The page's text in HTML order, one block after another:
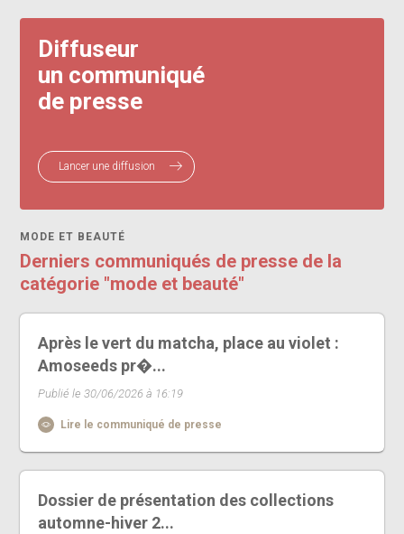
Diffuseur
un communiqué
de presse
Lancer une diffusion
MODE ET BEAUTÉ
Derniers communiqués de presse de la
catégorie "mode et beauté"
Après le vert du matcha, place au violet :
Amoseeds pr�...
Publié le 30/06/2026 à 16:19
Lire le communiqué de presse
Dossier de présentation des collections
automne-hiver 2...